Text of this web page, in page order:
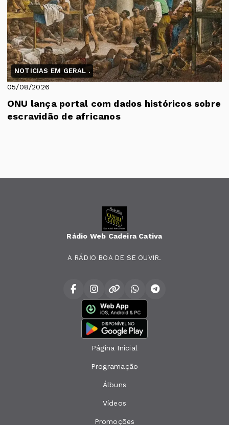
NOTICIAS EM GERAL .
05/08/2026
ONU lança portal com dados históricos sobre
escravidão de africanos
Rádio Web Cadeira Cativa
A RÁDIO BOA DE SE OUVIR.
Página Inicial
Programação
Álbuns
Vídeos
Promoções